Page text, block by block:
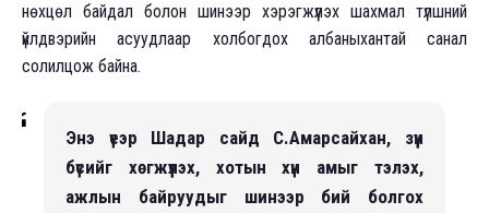
нөхцөл байдал болон шинээр хэрэгжүүлэх шахмал түлшний
үйлдвэрийн асуудлаар холбогдох албаныхантай санал
солилцож байна.
Энэ үеэр Шадар сайд С.Амарсайхан, зүүн
бүсийг хөгжүүлэх, хотын хүн амыг тэлэх,
ажлын байруудыг шинээр бий болгох